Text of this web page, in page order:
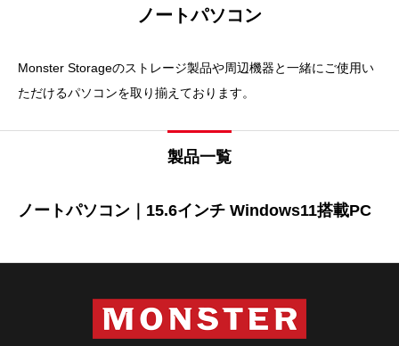
ノートパソコン
Monster Storageのストレージ製品や周辺機器と一緒にご使用い
ただけるパソコンを取り揃えております。
製品一覧
ノートパソコン｜15.6インチ Windows11搭載PC